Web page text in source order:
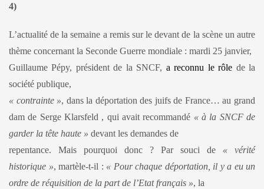
4)
L’actualité de la semaine a remis sur le devant de la scène un autre
thème concernant la Seconde Guerre mondiale : mardi 25 janvier,
Guillaume Pépy, président de la SNCF, a reconnu le rôle de la
société publique,
« contrainte », dans la déportation des juifs de France… au grand
dam de Serge Klarsfeld , qui avait recommandé « à la SNCF de
garder la tête haute » devant les demandes de
repentance. Mais pourquoi donc ? Par souci de « vérité
historique », martèle-t-il : « Pour chaque déportation, il y a eu un
ordre de réquisition de la part de l’Etat français », la